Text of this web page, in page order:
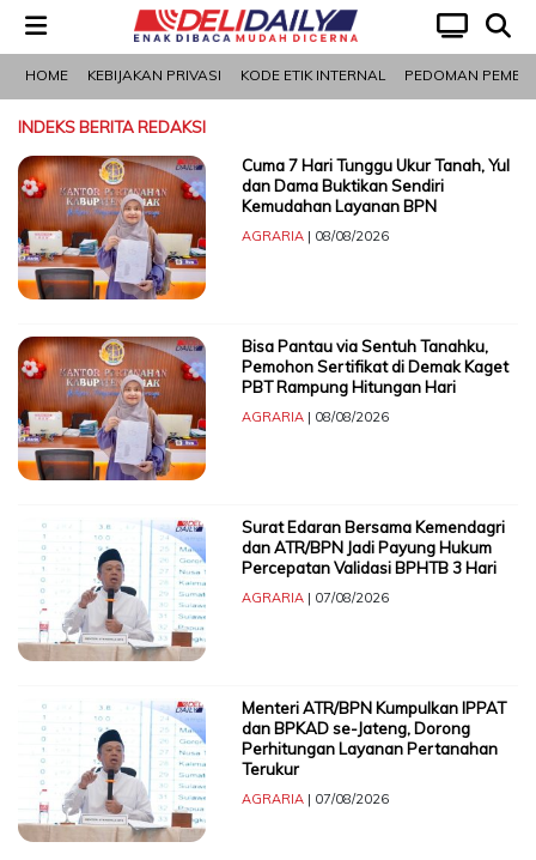
LOGIN
Pilihan
Redaksi
Politik
Nasional
Olahraga
Otomotif
Pariwisata
Mancanegara
Medan
Kanal
Network
Asahan
Batu
Bara
Binjai
Dairi
Deli
Serdang
Gunungsitoli
Humbang
Hasundutan
Karo
Labuhanbatu
Labuhanbatu
Selatan
Labuhanbatu
Utara
Langkat
Mandailing
Natal
Medan
Nias
Nias
Barat
Nias
Selatan
Nias
Utara
Padang
Lawas
Padang
Lawas
Utara
Padangsidimpuan
Pakpak
Bharat
Pematangsiantar
Samosir
Serdang
Bedagai
Sibolga
Simalungun
Tanjungbalai
Tapanuli
Selatan
Tapanuli
Tengah
Tapanuli
Utara
Tebing
Tinggi
Toba
TERKONEKSI
BERSAMA
KAMI
HOME KEBIJAKAN PRIVASI KODE ETIK INTERNAL PEDOMAN
INDEKS BERITA REDAKSI
Cuma 7 Hari Tunggu Ukur Tanah, Yul
dan Dama Buktikan Sendiri
Kemudahan Layanan BPN
AGRARIA| 08/08/2026
Bisa Pantau via Sentuh Tanahku,
Pemohon Sertifikat di Demak Kaget
PBT Rampung Hitungan Hari
AGRARIA| 08/08/2026
Surat Edaran Bersama Kemendagri
dan ATR/BPN Jadi Payung Hukum
Percepatan Validasi BPHTB 3 Hari
AGRARIA| 07/08/2026
Menteri ATR/BPN Kumpulkan IPPAT
dan BPKAD se-Jateng, Dorong
Perhitungan Layanan Pertanahan
Terukur
AGRARIA| 07/08/2026